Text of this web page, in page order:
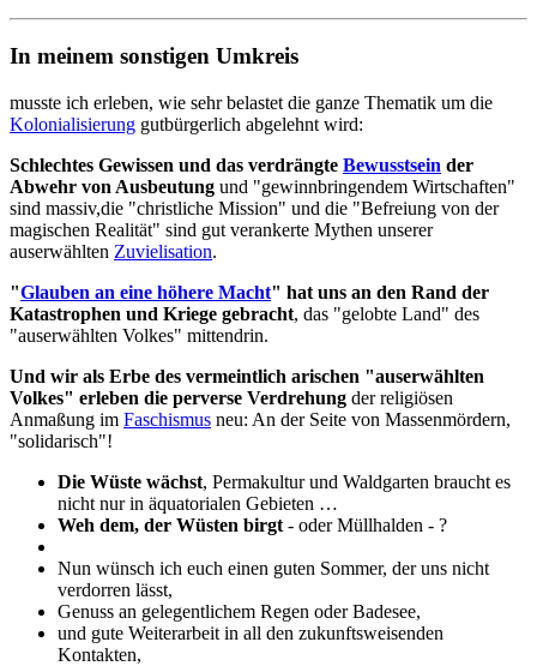
In meinem sonstigen Umkreis
musste ich erleben, wie sehr belastet die ganze Thematik um die
Kolonialisierung gutbürgerlich abgelehnt wird:
Schlechtes Gewissen und das verdrängte Bewusstsein der
Abwehr von Ausbeutung und "gewinnbringendem Wirtschaften"
sind massiv,die "christliche Mission" und die "Befreiung von der
magischen Realität" sind gut verankerte Mythen unserer
auserwählten Zuvielisation.
"Glauben an eine höhere Macht" hat uns an den Rand der
Katastrophen und Kriege gebracht, das "gelobte Land" des
"auserwählten Volkes" mittendrin.
Und wir als Erbe des vermeintlich arischen "auserwählten
Volkes" erleben die perverse Verdrehung der religiösen
Anmaßung im Faschismus neu: An der Seite von Massenmördern,
"solidarisch"!
Die Wüste wächst, Permakultur und Waldgarten braucht es
nicht nur in äquatorialen Gebieten …
Weh dem, der Wüsten birgt - oder Müllhalden - ?
Nun wünsch ich euch einen guten Sommer, der uns nicht
verdorren lässt,
Genuss an gelegentlichem Regen oder Badesee,
und gute Weiterarbeit in all den zukunftsweisenden
Kontakten,